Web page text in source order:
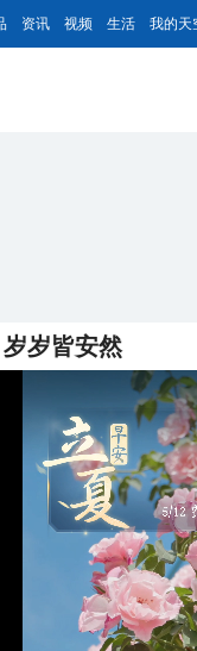
资讯 视频 生活 我的天
岁皆安然